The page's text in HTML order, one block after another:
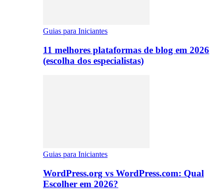
Guias para Iniciantes
11 melhores plataformas de blog em 2026
(escolha dos especialistas)
Guias para Iniciantes
WordPress.org vs WordPress.com: Qual
Escolher em 2026?